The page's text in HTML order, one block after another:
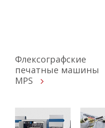
Флексографские
печатные машины
MPS